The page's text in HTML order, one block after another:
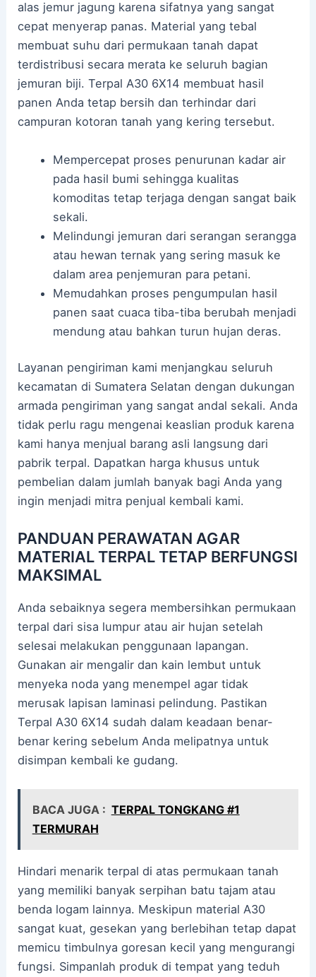
alas jemur jagung karena sifatnya yang sangat
cepat menyerap panas. Material yang tebal
membuat suhu dari permukaan tanah dapat
terdistribusi secara merata ke seluruh bagian
jemuran biji. Terpal A30 6X14 membuat hasil
panen Anda tetap bersih dan terhindar dari
campuran kotoran tanah yang kering tersebut.
Mempercepat proses penurunan kadar air
pada hasil bumi sehingga kualitas
komoditas tetap terjaga dengan sangat baik
sekali.
Melindungi jemuran dari serangan serangga
atau hewan ternak yang sering masuk ke
dalam area penjemuran para petani.
Memudahkan proses pengumpulan hasil
panen saat cuaca tiba-tiba berubah menjadi
mendung atau bahkan turun hujan deras.
Layanan pengiriman kami menjangkau seluruh
kecamatan di Sumatera Selatan dengan dukungan
armada pengiriman yang sangat andal sekali. Anda
tidak perlu ragu mengenai keaslian produk karena
kami hanya menjual barang asli langsung dari
pabrik terpal. Dapatkan harga khusus untuk
pembelian dalam jumlah banyak bagi Anda yang
ingin menjadi mitra penjual kembali kami.
PANDUAN PERAWATAN AGAR
MATERIAL TERPAL TETAP BERFUNGSI
MAKSIMAL
Anda sebaiknya segera membersihkan permukaan
terpal dari sisa lumpur atau air hujan setelah
selesai melakukan penggunaan lapangan.
Gunakan air mengalir dan kain lembut untuk
menyeka noda yang menempel agar tidak
merusak lapisan laminasi pelindung. Pastikan
Terpal A30 6X14 sudah dalam keadaan benar-
benar kering sebelum Anda melipatnya untuk
disimpan kembali ke gudang.
BACA JUGA : TERPAL TONGKANG #1
TERMURAH
Hindari menarik terpal di atas permukaan tanah
yang memiliki banyak serpihan batu tajam atau
benda logam lainnya. Meskipun material A30
sangat kuat, gesekan yang berlebihan tetap dapat
memicu timbulnya goresan kecil yang mengurangi
fungsi. Simpanlah produk di tempat yang teduh